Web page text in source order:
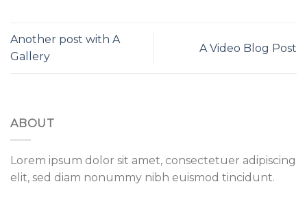
Another post with A
Gallery
A Video Blog Post
ABOUT
Lorem ipsum dolor sit amet, consectetuer adipiscing
elit, sed diam nonummy nibh euismod tincidunt.